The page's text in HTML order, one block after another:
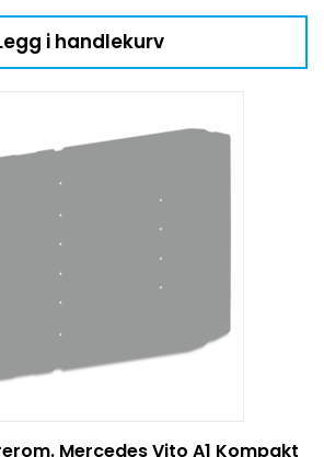
i handlekurv
Mercedes Vito A1 Kompakt